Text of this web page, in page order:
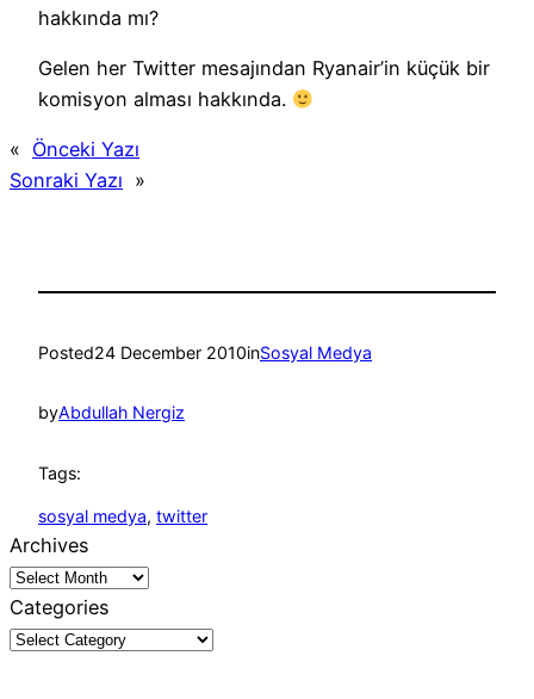
hakkında mı?
Gelen her Twitter mesajından Ryanair’in küçük bir
komisyon alması hakkında.
« Önceki Yazı
Sonraki Yazı »
Posted24 December 2010inSosyal Medya
byAbdullah Nergiz
Tags:
sosyal medya, twitter
Archives
Categories